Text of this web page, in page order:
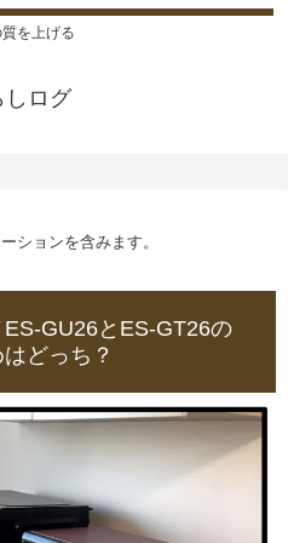
を上げる
しログ
ションを含みます。
ES-GU26とES-GT26の
どっち？